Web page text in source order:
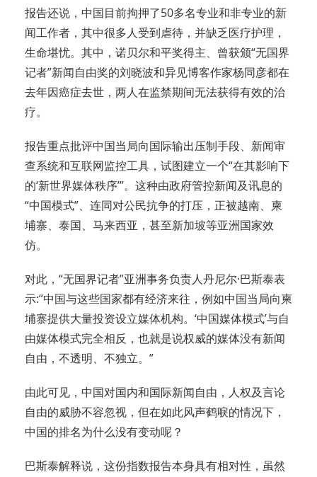
报告还说，中国目前拘押了50多名专业和非专业的新
闻工作者，其中很多人受到虐待，并缺乏医疗护理，
生命堪忧。其中，诺贝尔和平奖得主、曾获颁“无国界
记者”新闻自由奖的刘晓波和异见博客作家杨同彦都在
去年因癌症去世，两人在监禁期间无法获得有效的治
疗。
报告重点批评中国当局向国际输出压制手段、新闻审
查系统和互联网监控工具，试图建立一个“在其影响下
的‘新世界媒体秩序’”。这种由政府管控新闻及讯息的
“中国模式”、连同对公民抗争的打压，正被越南、柬
埔寨、泰国、马来西亚，甚至新加坡等亚洲国家效
仿。
对此，“无国界记者”亚洲事务负责人丹尼尔·巴斯泰表
示:“中国与这些国家都有经济来往，例如中国当局向柬
埔寨提供大量投资设立媒体机构。‘中国媒体模式’与自
由媒体模式完全相反，也就是说权威的媒体没有新闻
自由，不透明、不独立。”
由此可见，中国对国内和国际新闻自由，人权及言论
自由的威胁不容忽视，但在如此风声鹤唳的情况下，
中国的排名为什么没有变动呢？
巴斯泰解释说，这份指数报告本身具有相对性，虽然